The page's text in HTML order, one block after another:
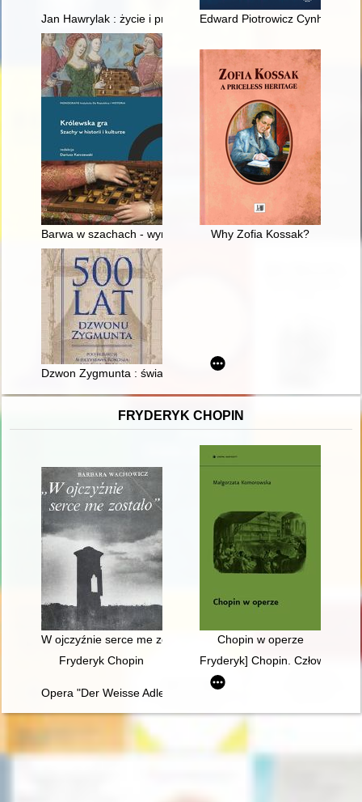
Jan Hawrylak : życie i praca wpisane w zamojską wieś
Edward Piotrowicz Cynhiel :
Barwa w szachach - wyrafinowana gra średniowiecznej
Why Zofia Kossak?
Dzwon Zygmunta : świadek polskich dziejów
FRYDERYK CHOPIN
W ojczyźnie serce me zostało". Szlakiem Mickiewicza,
Chopin w operze
Fryderyk Chopin
Fryderyk] Chopin. Człowiek,
Opera "Der Weisse Adler" Raoula Madera jako przykład